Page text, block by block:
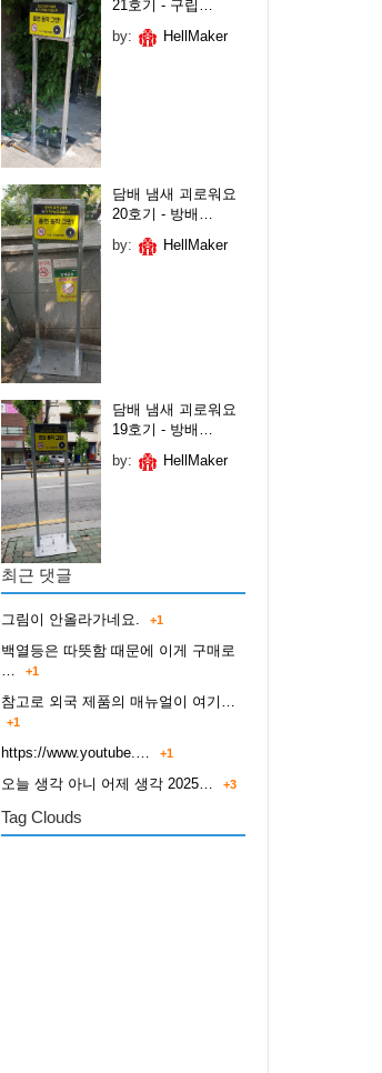
21호기 - 구립…
by:
HellMaker
담배 냄새 괴로워요
20호기 - 방배…
by:
HellMaker
담배 냄새 괴로워요
19호기 - 방배…
by:
HellMaker
최근 댓글
그림이 안올라가네요. +1
백열등은 따뜻함 때문에 이게 구매로
…
+1
참고로 외국 제품의 매뉴얼이 여기…
+1
https://www.youtube.… +1
오늘 생각 아니 어제 생각 2025… +3
Tag Clouds